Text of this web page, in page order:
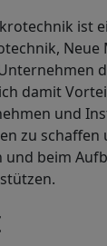
ist
damit
und
zu
beim